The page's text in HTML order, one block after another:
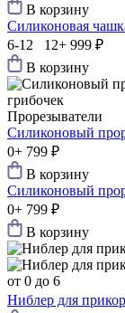
В корзину
Силиконовая
6-12 12+ 999 ₽
В корзину
Прорезыватели
Силиконовый
0+ 799 ₽
В корзину
Силиконовый
0+ 799 ₽
В корзину
от 0 до 6
Ниблер для